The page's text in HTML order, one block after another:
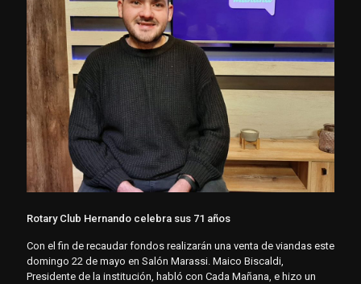
Rotary Club Hernando celebra sus 71 años
Con el fin de recaudar fondos realizarán una venta de viandas este
domingo 22 de mayo en Salón Marassi. Maico Biscaldi,
Presidente de la institución, habló con Cada Mañana, e hizo un